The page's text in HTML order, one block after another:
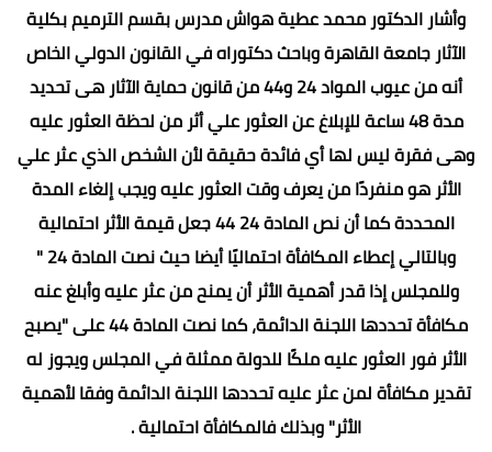
وأشار الدكتور محمد عطية هواش مدرس بقسم الترميم بكلية
الآثار جامعة القاهرة وباحث دكتوراه في القانون الدولي الخاص
أنه من عيوب المواد 24 و44 من قانون حماية الآثار هى تحديد
مدة 48 ساعة للإبلاغ عن العثور علي أثر من لحظة العثور عليه
وهى فقرة ليس لها أي فائدة حقيقة لأن الشخص الذي عثر علي
الأثر هو منفردًا من يعرف وقت العثور عليه ويجب إلغاء المدة
المحددة كما أن نص المادة 24 44 جعل قيمة الأثر احتمالية
وبالتالي إعطاء المكافأة احتماليًا أيضا حيث نصت المادة 24 "
وللمجلس إذا قدر أهمية الأثر أن يمنح من عثر عليه وأبلغ عنه
مكافأة تحددها اللجنة الدائمة، كما نصت المادة 44 على "يصبح
الأثر فور العثور عليه ملكًا للدولة ممثلة في المجلس ويجوز له
تقدير مكافأة لمن عثر عليه تحددها اللجنة الدائمة وفقا لأهمية
الأثر" وبذلك فالمكافأة احتمالية .